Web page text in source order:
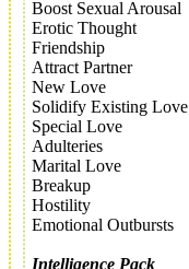
Boost Sexual Arousal
Erotic Thought
Friendship
Attract Partner
New Love
Solidify Existing Love
Special Love
Adulteries
Marital Love
Breakup
Hostility
Emotional Outbursts
Intelligence Pack